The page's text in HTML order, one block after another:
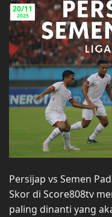
20/11
2025
Persijap vs Semen
Skor di Score808tv
paling dinanti yang